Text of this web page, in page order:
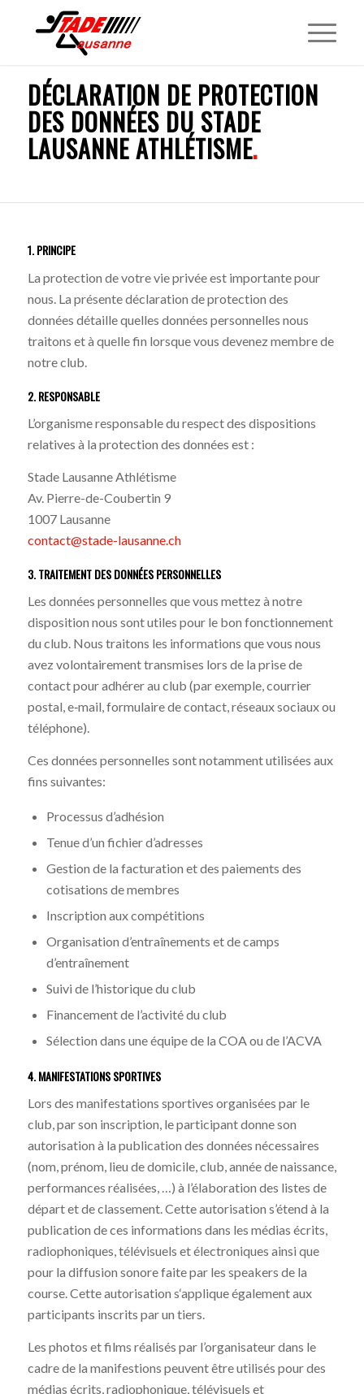
DÉCLARATION DE PROTECTION
DES DONNÉES DU STADE
LAUSANNE ATHLÉTISME.
1. PRINCIPE
La protection de votre vie privée est importante pour
nous. La présente déclaration de protection des
données détaille quelles données personnelles nous
traitons et à quelle fin lorsque vous devenez membre de
notre club.
2. RESPONSABLE
L’organisme responsable du respect des dispositions
relatives à la protection des données est :
Stade Lausanne Athlétisme
Av. Pierre-de-Coubertin 9
1007 Lausanne
contact@stade-lausanne.ch
3. TRAITEMENT DES DONNÉES PERSONNELLES
Les données personnelles que vous mettez à notre
disposition nous sont utiles pour le bon fonctionnement
du club. Nous traitons les informations que vous nous
avez volontairement transmises lors de la prise de
contact pour adhérer au club (par exemple, courrier
postal, e‐mail, formulaire de contact, réseaux sociaux ou
téléphone).
Ces données personnelles sont notamment utilisées aux
fins suivantes:
Processus d’adhésion
Tenue d’un fichier d’adresses
Gestion de la facturation et des paiements des
cotisations de membres
Inscription aux compétitions
Organisation d’entraînements et de camps
d’entraînement
Suivi de l’historique du club
Financement de l’activité du club
Sélection dans une équipe de la COA ou de l’ACVA
4. MANIFESTATIONS SPORTIVES
Lors des manifestations sportives organisées par le
club, par son inscription, le participant donne son
autorisation à la publication des données nécessaires
(nom, prénom, lieu de domicile, club, année de naissance,
performances réalisées, …) à l’élaboration des listes de
départ et de classement. Cette autorisation s’étend à la
publication de ces informations dans les médias écrits,
radiophoniques, télévisuels et électroniques ainsi que
pour la diffusion sonore faite par les speakers de la
course. Cette autorisation s‘applique également aux
participants inscrits par un tiers.
Les photos et films réalisés par l’organisateur dans le
cadre de la manifestions peuvent être utilisés pour des
médias écrits, radiophonique, télévisuels et